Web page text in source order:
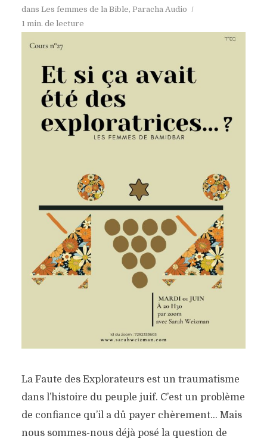
dans Les femmes de la Bible, Paracha Audio
1 min. de lecture
La Faute des Explorateurs est un traumatisme
dans l’histoire du peuple juif. C’est un problème
de confiance qu’il a dû payer chèrement… Mais
nous sommes-nous déjà posé la question de